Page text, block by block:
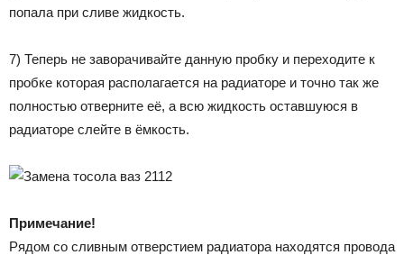
попала при сливе жидкость.
7) Теперь не заворачивайте данную пробку и переходите к
пробке которая располагается на радиаторе и точно так же
полностью отверните её, а всю жидкость оставшуюся в
радиаторе слейте в ёмкость.
Примечание!
Рядом со сливным отверстием радиатора находятся провода